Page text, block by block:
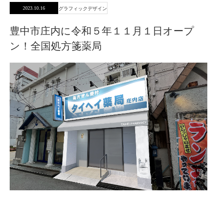
2023.10.16 グラフィックデザイン
豊中市庄内に令和５年１１月１日オープ
ン！全国処方箋薬局